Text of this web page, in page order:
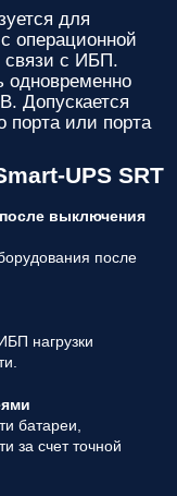
для
операционной
связи с ИБП.
одновременно
Допускается
порта или порта
UPS SRT
после выключения
после
нагрузки
батареи,
за счет точной